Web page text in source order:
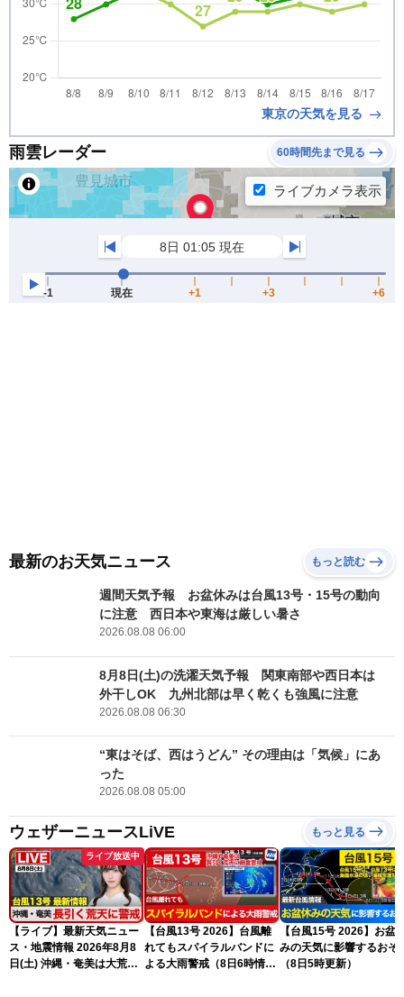
東京の天気を見る
雨雲レーダー 60時間先まで見る
最新のお天気ニュース もっと読む
週間天気予報 お盆休みは台風13号・15号の動向
に注意 西日本や東海は厳しい暑さ
2026.08.08 06:00
8月8日(土)の洗濯天気予報 関東南部や西日本は
外干しOK 九州北部は早く乾くも強風に注意
2026.08.08 06:30
“東はそば、西はうどん” その理由は「気候」にあ
った
2026.08.08 05:00
ウェザーニュースLiVE もっと見る
ライブ放送中
【ライブ】最新天気ニュー
ス・地震情報 2026年8月8
日(土) 沖縄・奄美は大荒れ
【台風13号 2026】台風離
れてもスパイラルバンドに
よる大雨警戒（8日6時情
【台風15号 2026】お盆
みの天気に影響するおそ
（8日5時更新）